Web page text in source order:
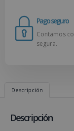
Pago seguro
Contamos
segura.
Descripción
Descripción